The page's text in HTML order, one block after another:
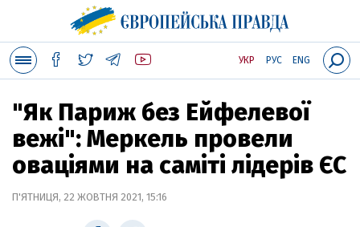
УКР РУС ENG
"Як Париж без Ейфелевої
вежі": Меркель провели
оваціями на саміті лідерів ЄС
П'ЯТНИЦЯ, 22 ЖОВТНЯ 2021, 15:16